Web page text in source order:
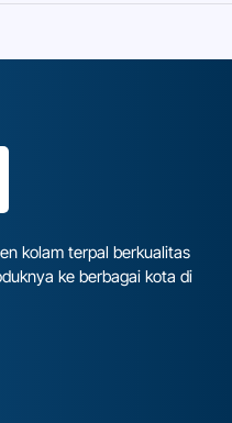
kolam terpal berkualitas
ke berbagai kota di